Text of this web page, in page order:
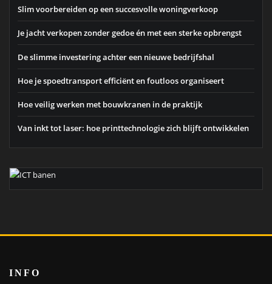
Slim voorbereiden op een succesvolle woningverkoop
Je jacht verkopen zonder gedoe én met een sterke opbrengst
De slimme investering achter een nieuwe bedrijfshal
Hoe je spoedtransport efficiënt en foutloos organiseert
Hoe veilig werken met bouwkranen in de praktijk
Van inkt tot laser: hoe printtechnologie zich blijft ontwikkelen
INFO